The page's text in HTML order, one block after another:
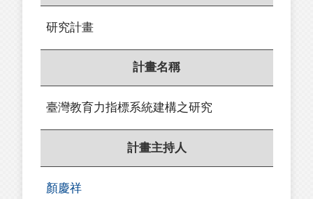
研究計畫
計畫名稱
臺灣教育力指標系統建構之研究
計畫主持人
顏慶祥